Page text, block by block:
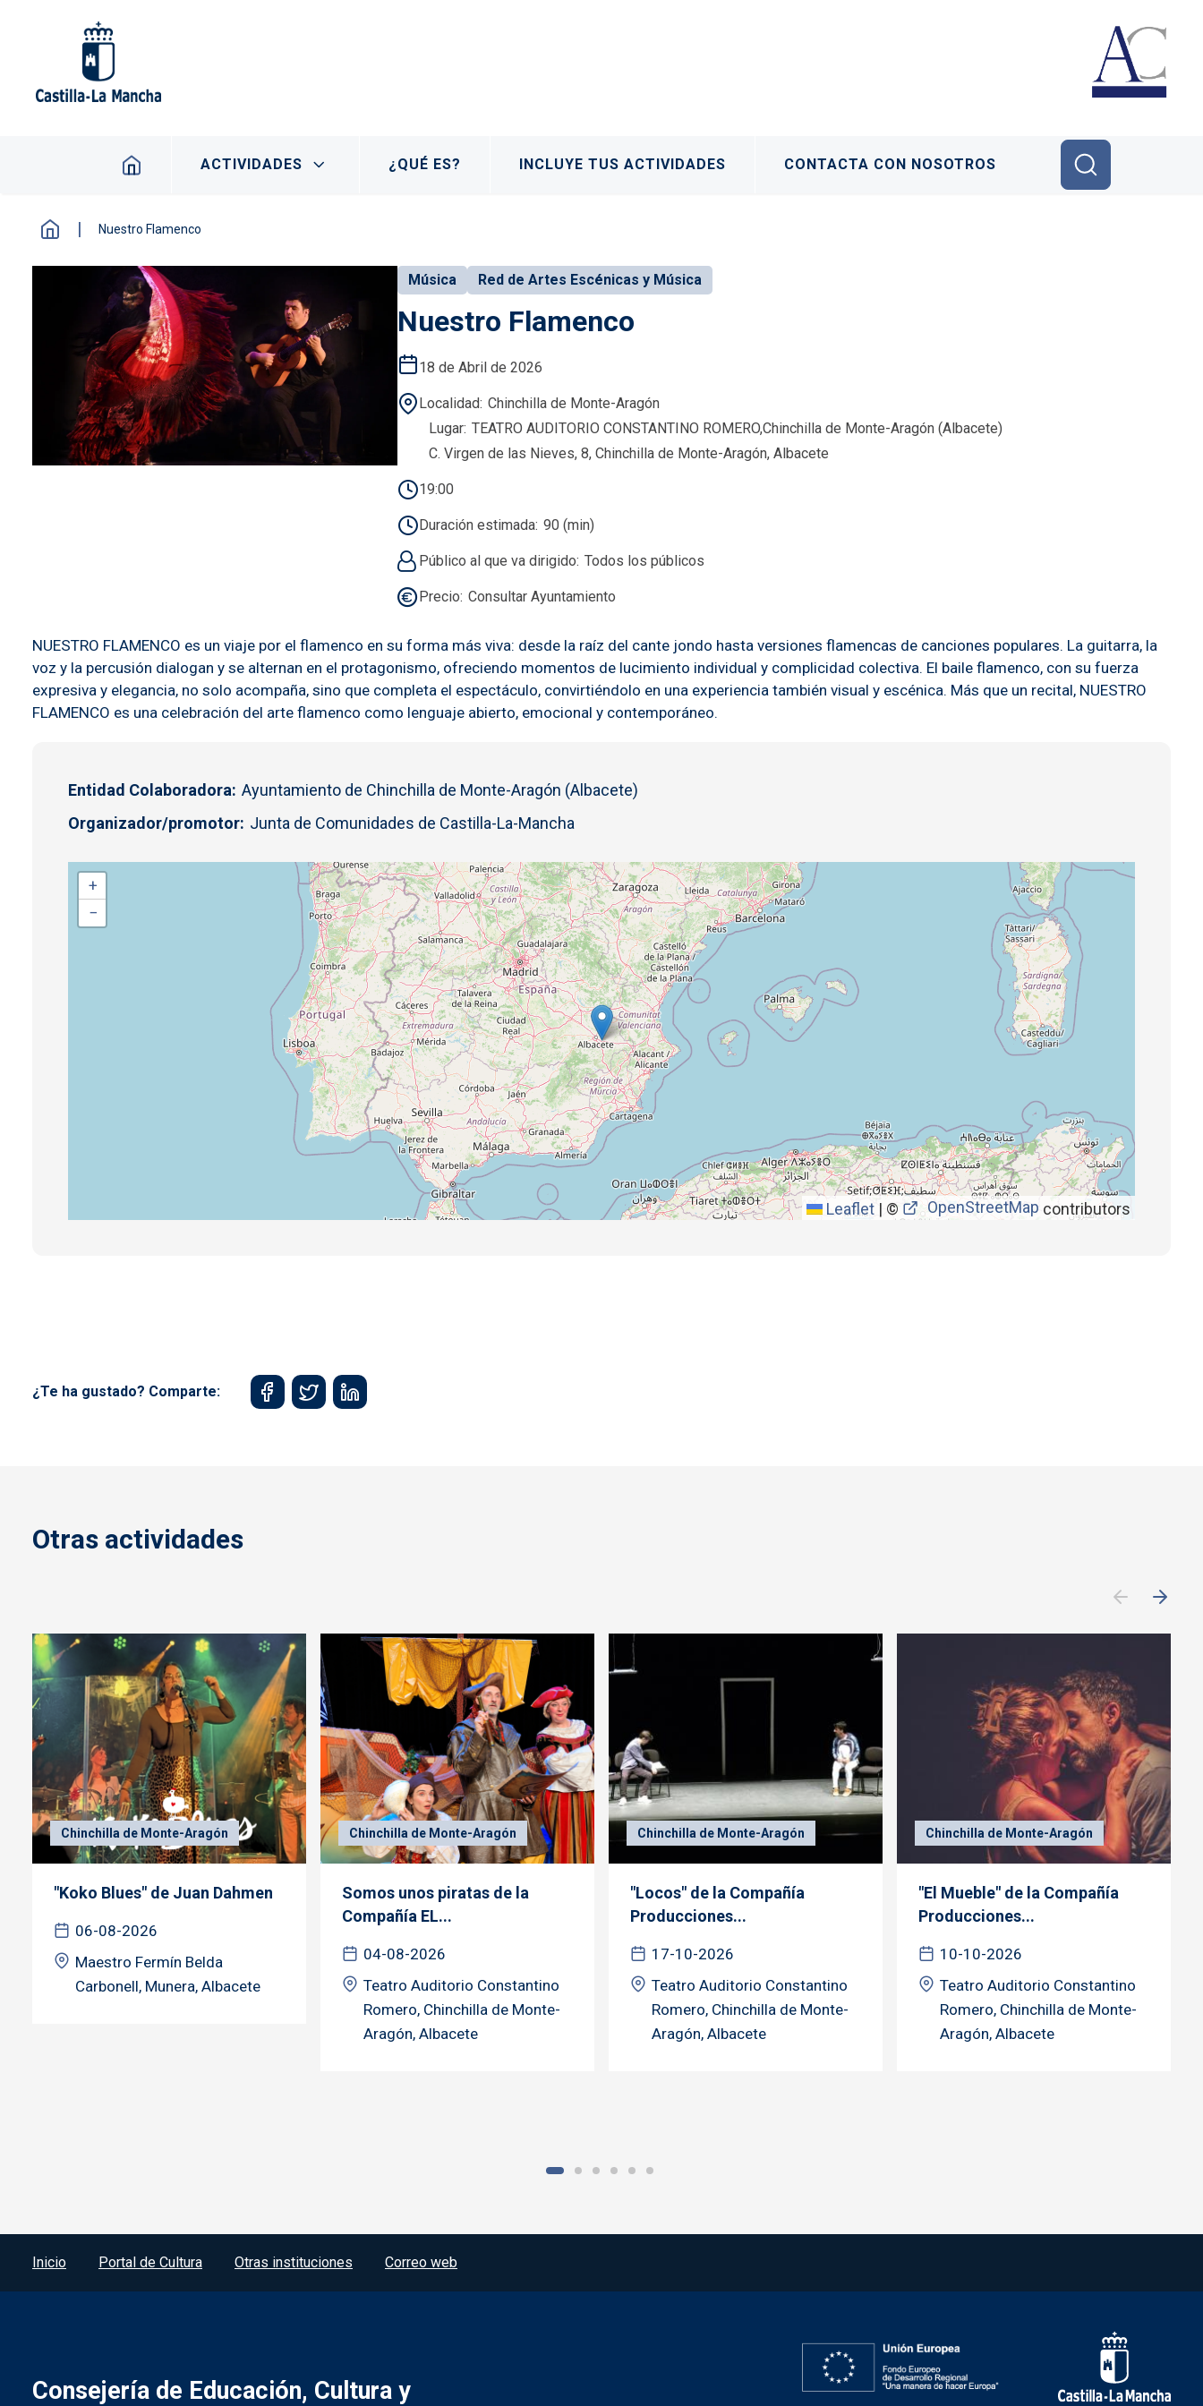
Navegación principal
ACTIVIDADES ¿QUÉ ES? INCLUYE TUS ACTIVIDADES CONTACTA CON NOSOTROS
Nuestro Flamenco
Música Red de Artes Escénicas y Música
Nuestro Flamenco
18 de Abril de 2026
Localidad Chinchilla de Monte-Aragón
Lugar TEATRO AUDITORIO CONSTANTINO ROMERO,Chinchilla de Monte-Aragón (Albacete)
C. Virgen de las Nieves, 8, Chinchilla de Monte-Aragón, Albacete
19:00
Duración estimada 90 (min)
Público al que va dirigido Todos los públicos
Precio Consultar Ayuntamiento
NUESTRO FLAMENCO es un viaje por el flamenco en su forma más viva: desde la raíz del cante jondo hasta versiones flamencas de canciones populares. La guitarra, la
voz y la percusión dialogan y se alternan en el protagonismo, ofreciendo momentos de lucimiento individual y complicidad colectiva. El baile flamenco, con su fuerza
expresiva y elegancia, no solo acompaña, sino que completa el espectáculo, convirtiéndolo en una experiencia también visual y escénica. Más que un recital, NUESTRO
FLAMENCO es una celebración del arte flamenco como lenguaje abierto, emocional y contemporáneo.
Entidad Colaboradora Ayuntamiento de Chinchilla de Monte-Aragón (Albacete)
Organizador/promotor Junta de Comunidades de Castilla-La-Mancha
+
−
Leaflet | © OpenStreetMap contributors
¿Te ha gustado? Comparte:
Otras actividades
Chinchilla de Monte-Aragón
"Koko Blues" de Juan Dahmen
06-08-2026
Maestro Fermín Belda
Carbonell, Munera, Albacete
Chinchilla de Monte-Aragón
Somos unos piratas de la
Compañía EL...
04-08-2026
Teatro Auditorio Constantino
Romero, Chinchilla de Monte-
Aragón, Albacete
Chinchilla de Monte-Aragón
"Locos" de la Compañía
Producciones...
17-10-2026
Teatro Auditorio Constantino
Romero, Chinchilla de Monte-
Aragón, Albacete
Chinchilla de Monte-Aragón
"El Mueble" de la Compañía
Producciones...
10-10-2026
Teatro Auditorio Constantino
Romero, Chinchilla de Monte-
Aragón, Albacete
Menú del pie
Inicio Portal de Cultura Otras instituciones Correo web
Consejería de Educación, Cultura y